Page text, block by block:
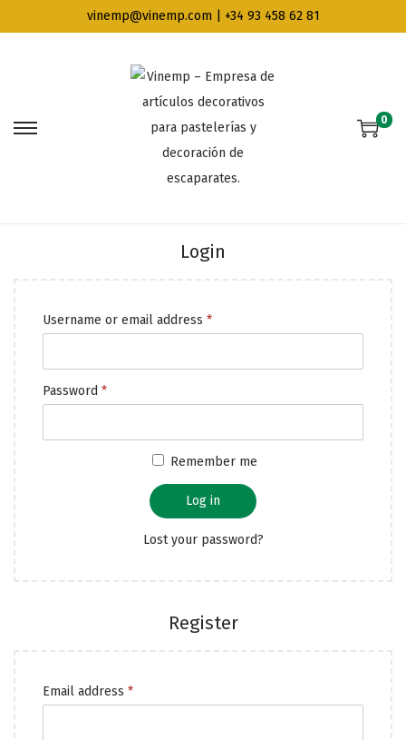
vinemp@vinemp.com | +34 93 458 62 81
0
Login
Username or email address *
Password *
Remember me
Log in
Lost your password?
Register
Email address *